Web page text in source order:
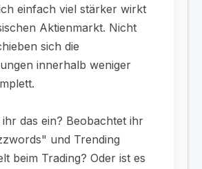
einfach viel stärker wirkt
Aktienmarkt. Nicht
sich die
innerhalb weniger
das ein? Beobachtet ihr
und Trending
beim Trading? Oder ist es